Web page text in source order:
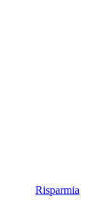
Risparmia